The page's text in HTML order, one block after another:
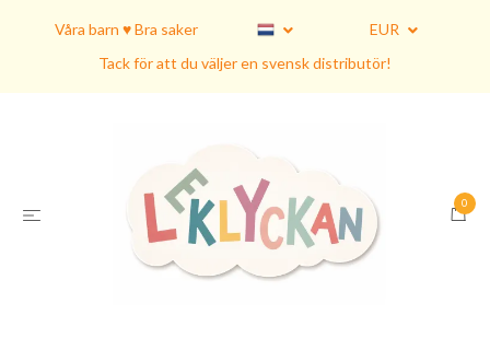
Våra barn ♥ Bra saker
EUR
Tack för att du väljer en svensk distributör!
0